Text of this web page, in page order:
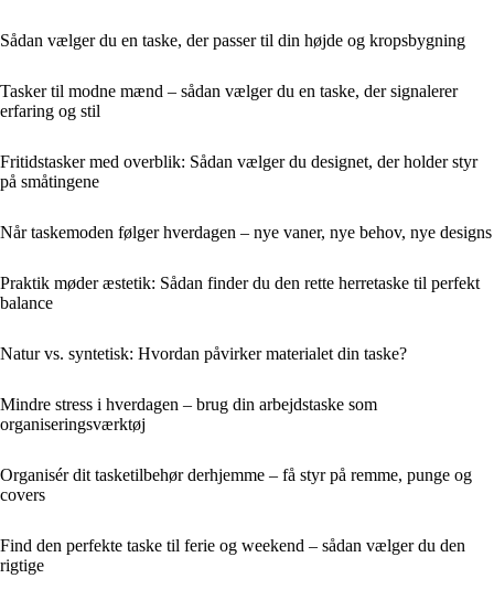
Sådan vælger du en taske, der passer til din højde og kropsbygning
Tasker til modne mænd – sådan vælger du en taske, der signalerer
erfaring og stil
Fritidstasker med overblik: Sådan vælger du designet, der holder styr
på småtingene
Når taskemoden følger hverdagen – nye vaner, nye behov, nye designs
Praktik møder æstetik: Sådan finder du den rette herretaske til perfekt
balance
Natur vs. syntetisk: Hvordan påvirker materialet din taske?
Mindre stress i hverdagen – brug din arbejdstaske som
organiseringsværktøj
Organisér dit tasketilbehør derhjemme – få styr på remme, punge og
covers
Find den perfekte taske til ferie og weekend – sådan vælger du den
rigtige